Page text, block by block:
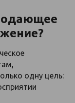
одну цель: